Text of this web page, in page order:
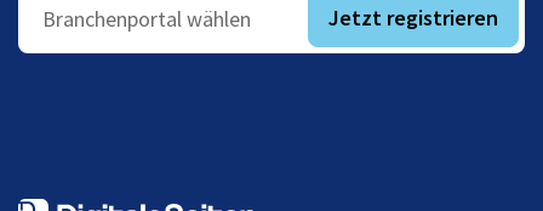
Branchenportal wählen Jetzt registrieren